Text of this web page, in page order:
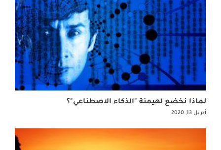
لماذا نخضع لهيمنة "الذكاء الاصطناعي"؟
أبريل 13, 2020